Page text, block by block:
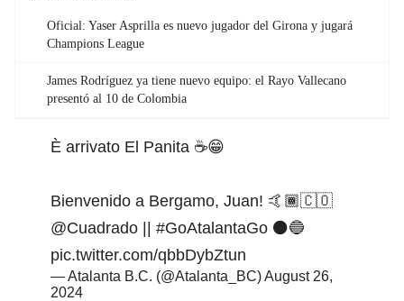
Oficial: Yaser Asprilla es nuevo jugador del Girona y jugará
Champions League
James Rodríguez ya tiene nuevo equipo: el Rayo Vallecano
presentó al 10 de Colombia
È arrivato El Panita ☕️😁
Bienvenido a Bergamo, Juan! 🤙🏾🇨🇴
@Cuadrado || #GoAtalantaGo ⚫️🔵
pic.twitter.com/qbbDybZtun
— Atalanta B.C. (@Atalanta_BC)August 26,
2024